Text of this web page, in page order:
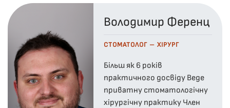
Володимир Ференц
СТОМАТОЛОГ – ХІРУРГ
Більш як 6 років
практичного досвіду Веде
приватну стоматологічну
хірургічну практику Член